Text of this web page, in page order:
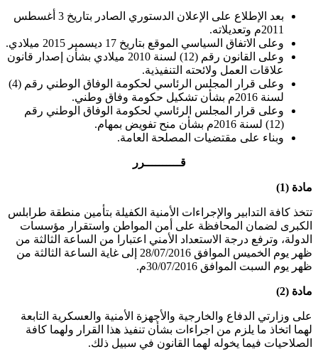
بعد الإطلاع على الإعلان الدستوري الصادر بتاريخ 3 أغسطس
2011م وتعديلاته.
وعلى الاتفاق السياسي الموقع بتاريخ 17 ديسمبر 2015 ميلادي.
وعلى القانون رقم (12) لسنة 2010 ميلادي بشأن إصدار قانون
علاقات العمل ولائحته التنفيذية.
وعلى قرار المجلس الرئاسي لحكومة الوفاق الوطني رقم (4)
لسنة 2016م بشأن تشكيل حكومة وفاق وطني.
وعلى قرار المجلس الرئاسي لحكومة الوفاق الوطني رقم
(12) لسنة 2016م بشأن منح تفويض بمهام.
وبناء على مقتضيات المصلحة العامة.
قــــــــــرر
مادة (1)
تتخذ كافة التدابير والإجراءات الأمنية الكفيلة بتأمين منطقة طرابلس
الكبرى لضمان المحافظة على أمن المواطن واستقرار مؤسسات
الدولة، وترفع درجة الاستعداد الأمني اعتبارا من الساعة الثالثة من
ظهر يوم الخميس الموافق 28/07/2016 إلى غاية الساعة الثالثة من
ظهر يوم السبت الموافق 30/07/2016م.
مادة (2)
على وزارتي الدفاع والخارجية والأجهزة الأمنية والعسكرية التابعة
لهما اتخاذ ما يلزم من اجراءات بشأن تنفيذ هذا القرار ولهما كافة
الصلاحيات فيما يخوله لهما القانون في سبيل ذلك.